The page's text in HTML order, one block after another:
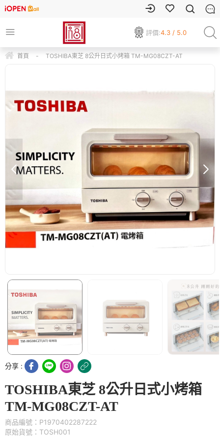
評價:4.3 / 5.0
首頁 - TOSHIBA東芝 8公升日式小烤箱 TM-MG08CZT-AT
分享 :
TOSHIBA東芝 8公升日式小烤箱
TM-MG08CZT-AT
商品編號：P1970402287222
原始貨號：TOSH001